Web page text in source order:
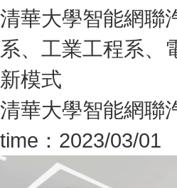
清華大學智能網聯汽
系、工業工程系
新模式
清華大學智能網聯
time：2023/03/01